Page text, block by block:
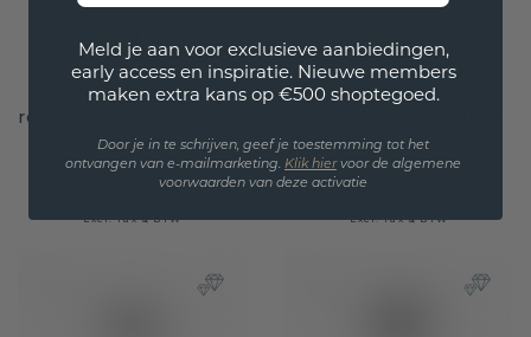
Hanger Celeste 1 585
rosé goud saffier 2 mm
Excl. Tax & BTW
Hanger Frauke EME
7x5 mm
€ 2.039,20
Excl. Tax & BTW
Meld je aan voor exclusieve aanbiedingen,
early access en inspiratie. Nieuwe members
maken extra kans op €500 shoptegoed.
Door je in te schrijven, geef je toestemming tot het
ontvangen van e-mailmarketing. Klik hiervoor de algemene
voorwaarden van deze activatie